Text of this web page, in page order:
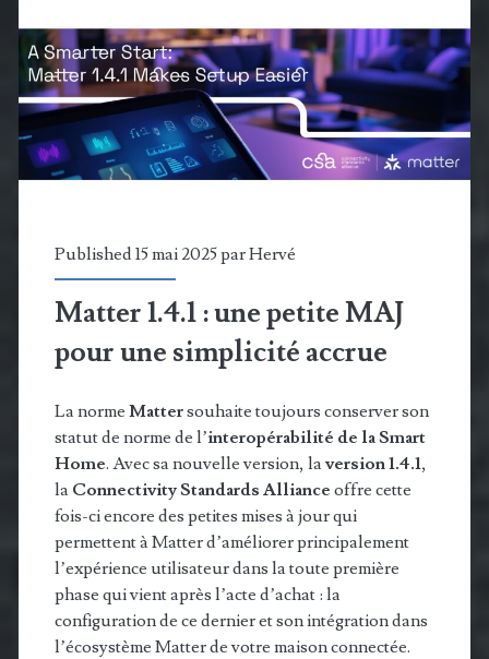
robot
domestique
multitâche
qui
maison
connectée
Published 15 mai 2025 parHervé
Matter 1.4.1 : une petite MAJ
pour une simplicité accrue
La norme Mattersouhaite toujours conserver son
statut de norme de l’interopérabilité de la Smart
Home. Avec sa nouvelle version, laversion 1.4.1,
la Connectivity Standards Alliance offre cette
fois-ci encore des petites mises à jour qui
permettent à Matter d’améliorer principalement
l’expérience utilisateur dans la toute première
phase qui vient après l’acte d’achat : la
configuration de ce dernier et son intégration dans
l’écosystème Matter de votre maison connectée.